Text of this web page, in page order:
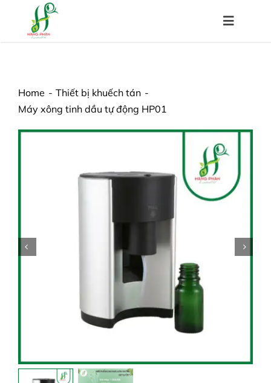
content
Toggle
Về chúng tôi
Home
Thiết bị khuếch tán
Máy xông tinh dầu tự động HP01